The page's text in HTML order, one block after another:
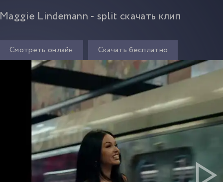
Maggie Lindemann - split скачать клип
Смотреть онлайн Скачать бесплатно